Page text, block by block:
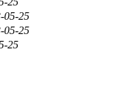
05-25
05-25
25